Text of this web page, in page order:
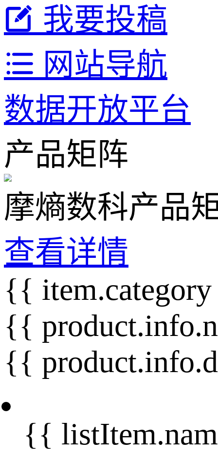
我要投稿
网站导航
数据开放平台
产品矩阵
摩熵数科产品
查看详情
{{
{{
{{
{{